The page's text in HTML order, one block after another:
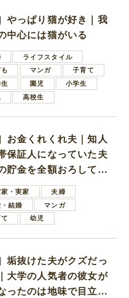
やっぱり猫が好き｜我
中心には猫がいる
ライフスタイル
マンガ
子育て
園児
小学生
高校生
お金くれくれ夫｜知人
保証人になっていた夫
貯金を全額おろしてほ
言ってきた
・実家
夫婦
結婚
マンガ
幼児
垢抜けた夫がクズだっ
大学の人気者の彼女が
ったのは地味で目立た